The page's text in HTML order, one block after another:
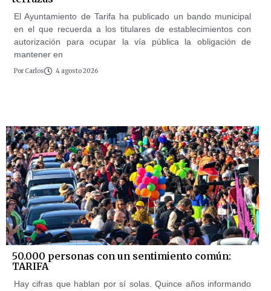
El Ayuntamiento de Tarifa ha publicado un bando municipal
en el que recuerda a los titulares de establecimientos con
autorización para ocupar la vía pública la obligación de
mantener en
Por Carlos 4 agosto 2026
50.000 personas con un sentimiento común:
TARIFA
Hay cifras que hablan por sí solas. Quince años informando